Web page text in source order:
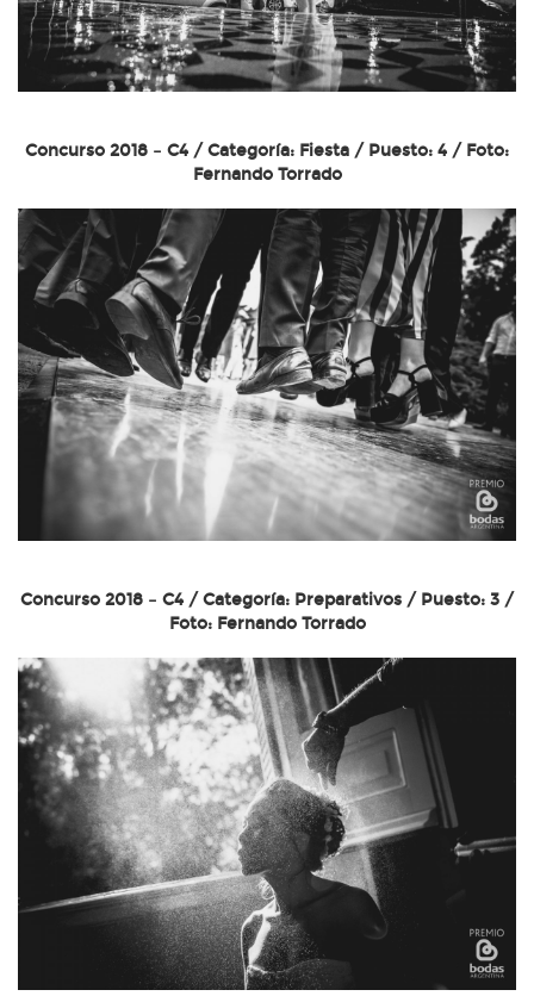
Concurso 2018 – C4 / Categoría: Fiesta / Puesto: 4 / Foto:
Fernando Torrado
Concurso 2018 – C4 / Categoría: Preparativos / Puesto: 3 /
Foto: Fernando Torrado